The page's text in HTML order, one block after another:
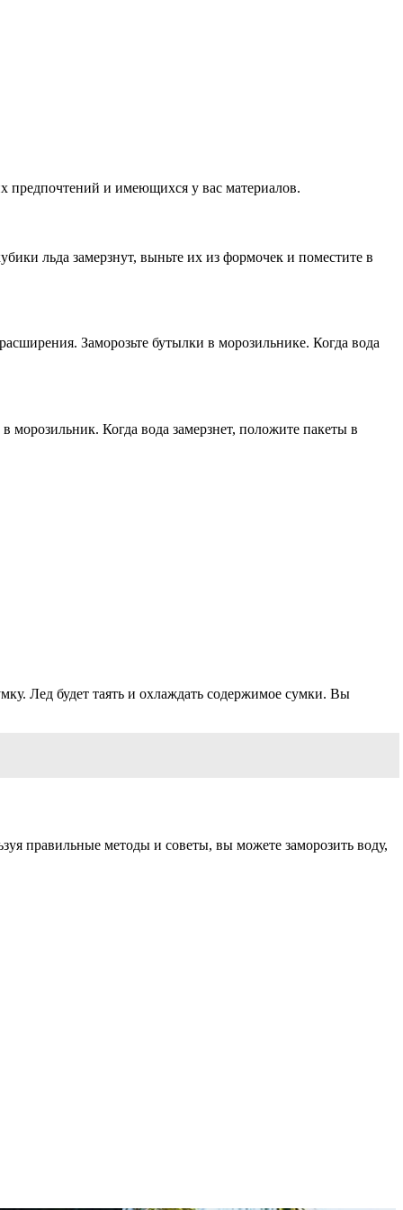
предпочтений и имеющихся у вас материалов.
льда замерзнут, выньте их из формочек и поместите в
Заморозьте бутылки в морозильнике. Когда вода
морозильник. Когда вода замерзнет, положите пакеты в
Лед будет таять и охлаждать содержимое сумки. Вы
правильные методы и советы, вы можете заморозить воду,